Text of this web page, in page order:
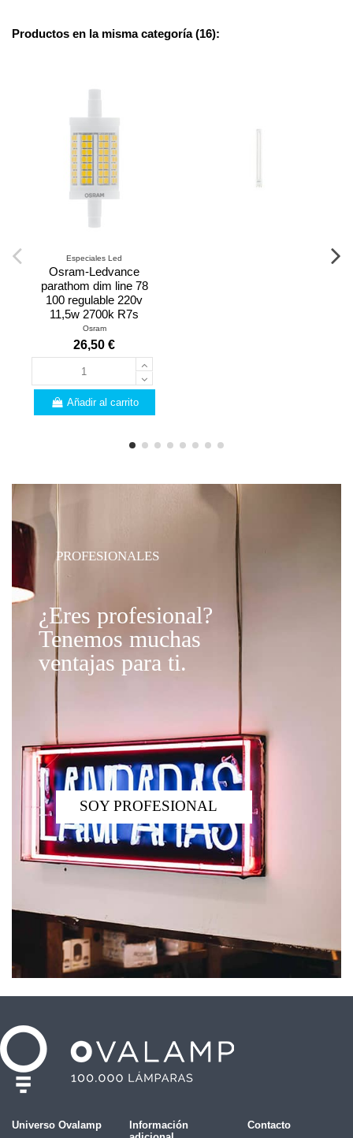
Productos en la misma categoría (16):
Especiales Led
Osram-Ledvance
parathom dim line 78
100 regulable 220v
11,5w 2700k R7s
Osram
26,50 €
Añadir al carrito
PROFESIONALES
¿Eres profesional?
Tenemos muchas
ventajas para ti.
SOY PROFESIONAL
Universo Ovalamp
Información
Contacto